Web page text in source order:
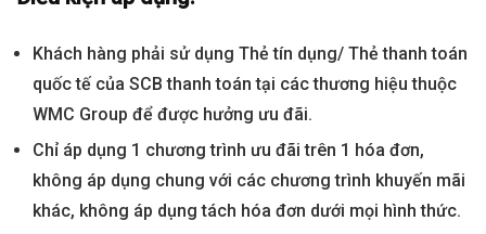
Khách hàng phải sử dụng Thẻ tín dụng/ Thẻ thanh toán
quốc tế của SCB thanh toán tại các thương hiệu thuộc
WMC Group để được hưởng ưu đãi.
Chỉ áp dụng 1 chương trình ưu đãi trên 1 hóa đơn,
không áp dụng chung với các chương trình khuyến mãi
khác, không áp dụng tách hóa đơn dưới mọi hình thức.